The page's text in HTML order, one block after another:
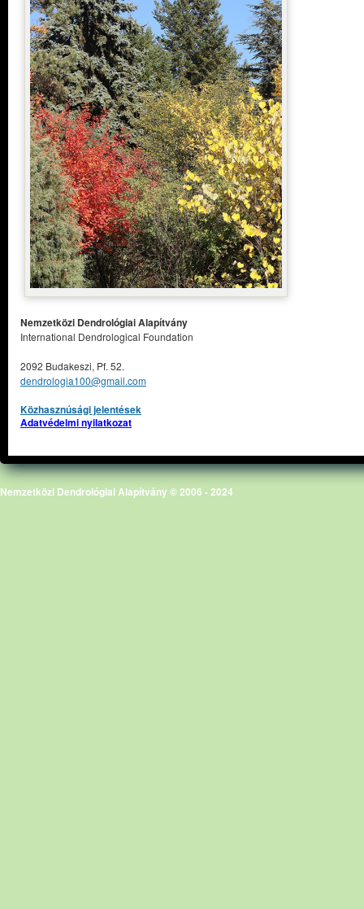
Nemzetközi Dendrológiai Alapítvány
International Dendrological Foundation
2092 Budakeszi, Pf. 52.
dendrologia100@gmail.com
Közhasznúsági jelentések
Adatvédelmi nyilatkozat
Nemzetközi Dendrológiai Alapítvány © 2006 - 2024